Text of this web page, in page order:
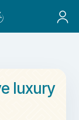
luxury